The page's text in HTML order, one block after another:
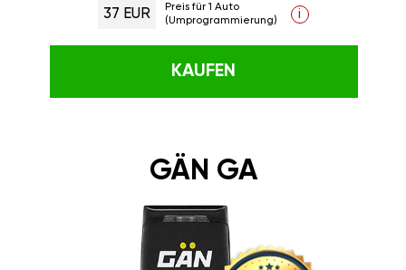
37 EUR
Preis für 1 Auto
(Umprogrammierung)
i
KAUFEN
GÄN GA